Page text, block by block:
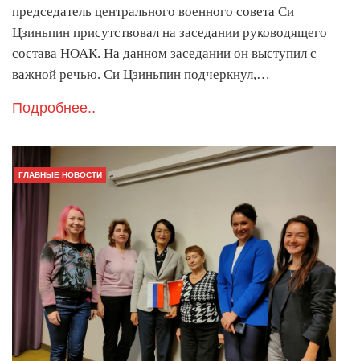
председатель центрального военного совета Си
Цзиньпин присутствовал на заседании руководящего
состава НОАК. На данном заседании он выступил с
важной речью. Си Цзиньпин подчеркнул,…
Подробнее..
ГЛАВНЫЕ НОВОСТИ